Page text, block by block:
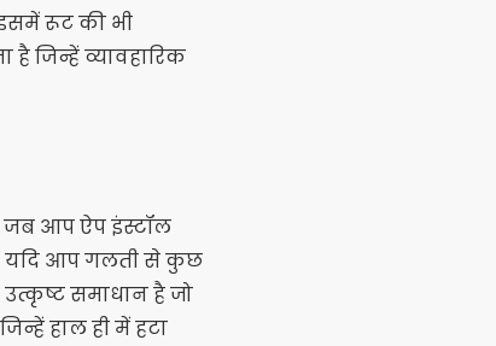
रूट की भी
जिन्हें व्यावहारिक
जब आप ऐप इंस्टॉल
यदि आप गलती से कुछ
समाधान है जो
हाल ही में हटा